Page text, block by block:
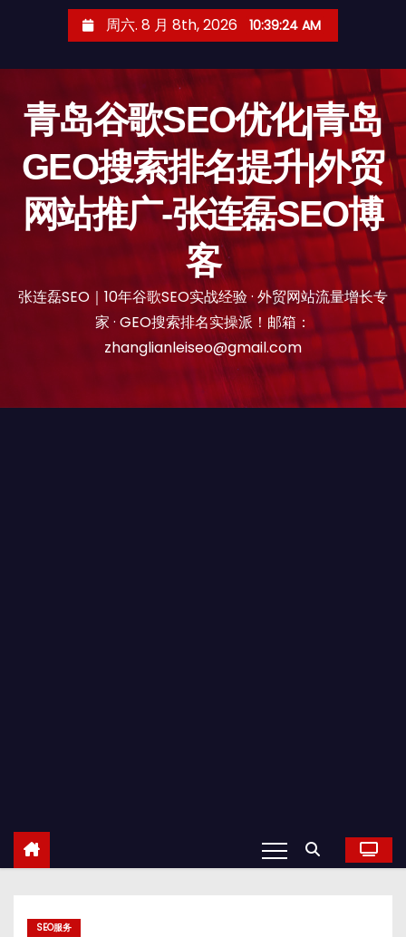
周六. 8 月 8th, 2026 10:39:25 AM
青岛谷歌SEO优化|青岛
GEO搜索排名提升|外贸
网站推广-张连磊SEO博
客
张连磊SEO｜10年谷歌SEO实战经验 · 外贸网站流量增长专
家 · GEO搜索排名实操派！邮箱：
zhanglianleiseo@gmail.com
SEO服务